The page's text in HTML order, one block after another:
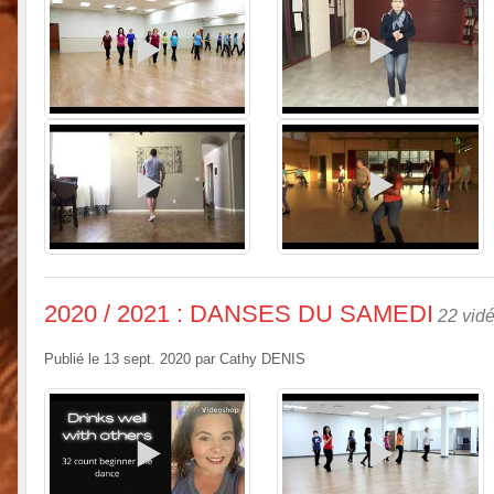
2020 / 2021 : DANSES DU SAMEDI 22
Publié le 13 sept. 2020 par Cathy DENIS